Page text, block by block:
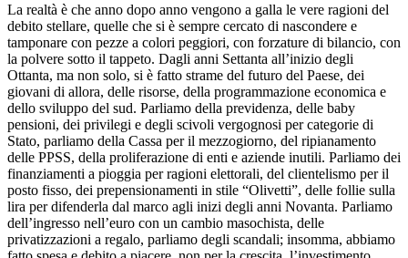
La realtà è che anno dopo anno vengono a galla le vere ragioni del
debito stellare, quelle che si è sempre cercato di nascondere e
tamponare con pezze a colori peggiori, con forzature di bilancio, con
la polvere sotto il tappeto. Dagli anni Settanta all’inizio degli
Ottanta, ma non solo, si è fatto strame del futuro del Paese, dei
giovani di allora, delle risorse, della programmazione economica e
dello sviluppo del sud. Parliamo della previdenza, delle baby
pensioni, dei privilegi e degli scivoli vergognosi per categorie di
Stato, parliamo della Cassa per il mezzogiorno, del ripianamento
delle PPSS, della proliferazione di enti e aziende inutili. Parliamo dei
finanziamenti a pioggia per ragioni elettorali, del clientelismo per il
posto fisso, dei prepensionamenti in stile “Olivetti”, delle follie sulla
lira per difenderla dal marco agli inizi degli anni Novanta. Parliamo
dell’ingresso nell’euro con un cambio masochista, delle
privatizzazioni a regalo, parliamo degli scandali; insomma, abbiamo